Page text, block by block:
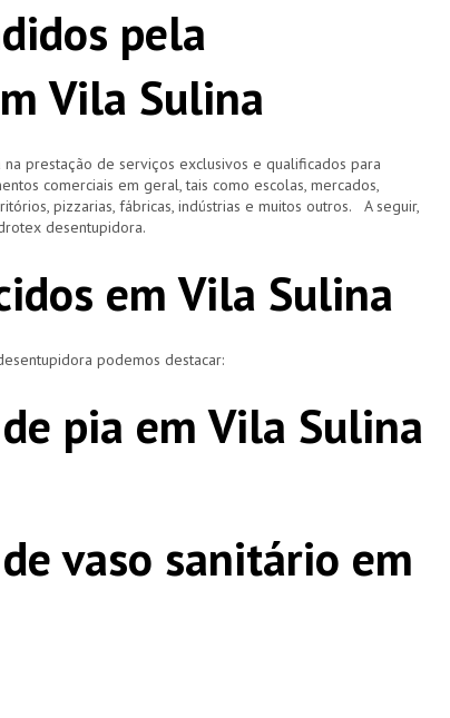
pela
Vila Sulina
prestação de serviços exclusivos e qualificados para
comerciais em geral, tais como escolas, mercados,
pizzarias, fábricas, indústrias e muitos outros. A seguir,
desentupidora.
em Vila Sulina
podemos destacar:
pia em Vila Sulina
vaso sanitário em